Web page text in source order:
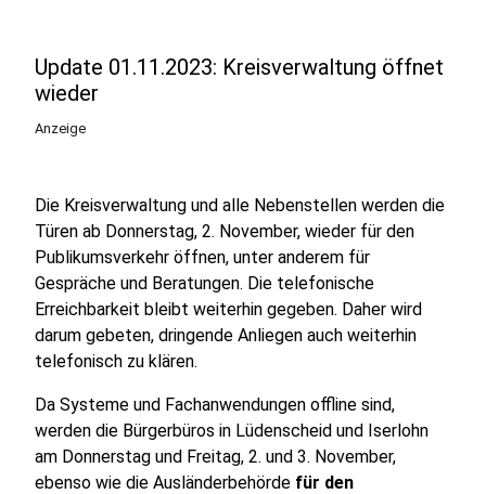
Update 01.11.2023: Kreisverwaltung öffnet
wieder
Anzeige
Die Kreisverwaltung und alle Nebenstellen werden die
Türen ab Donnerstag, 2. November, wieder für den
Publikumsverkehr öffnen, unter anderem für
Gespräche und Beratungen. Die telefonische
Erreichbarkeit bleibt weiterhin gegeben. Daher wird
darum gebeten, dringende Anliegen auch weiterhin
telefonisch zu klären.
Da Systeme und Fachanwendungen offline sind,
werden die Bürgerbüros in Lüdenscheid und Iserlohn
am Donnerstag und Freitag, 2. und 3. November,
ebenso wie die Ausländerbehörde für den